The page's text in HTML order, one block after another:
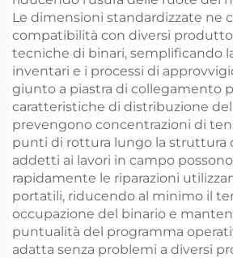
Le dimensioni standardizzate ne
compatibilità con diversi
tecniche di binari, semplificando
inventari e i processi di
giunto a piastra di collegamento
caratteristiche di distribuzione del
prevengono concentrazioni di
punti di rottura lungo la struttura
addetti ai lavori in campo
rapidamente le riparazioni
portatili, riducendo al minimo il
occupazione del binario e
puntualità del programma
adatta senza problemi a diversi